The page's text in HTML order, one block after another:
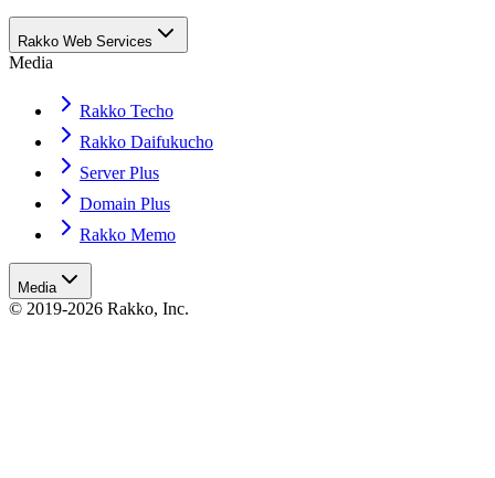
Rakko Web Services
Media
Rakko Techo
Rakko Daifukucho
Server Plus
Domain Plus
Rakko Memo
Media
© 2019-2026 Rakko, Inc.